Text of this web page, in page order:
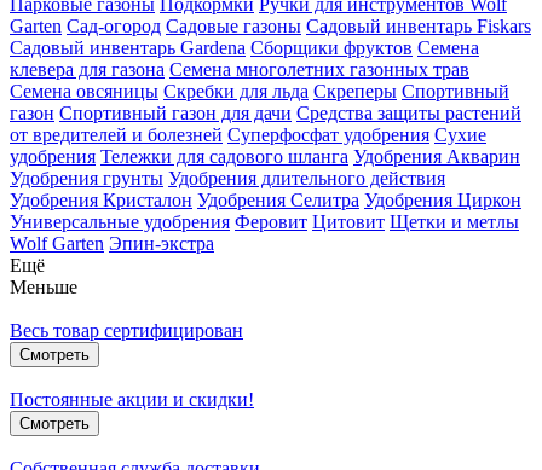
Парковые газоны Подкормки Ручки для инструментов Wolf
Garten Сад-огород Садовые газоны Садовый инвентарь Fiskars
Садовый инвентарь Gardena Сборщики фруктов Семена
клевера для газона Семена многолетних газонных трав
Семена овсяницы Скребки для льда Скреперы Спортивный
газон Спортивный газон для дачи Средства защиты растений
от вредителей и болезней Суперфосфат удобрения Сухие
удобрения Тележки для садового шланга Удобрения Акварин
Удобрения грунты Удобрения длительного действия
Удобрения Кристалон Удобрения Селитра Удобрения Циркон
Универсальные удобрения Феровит Цитовит Щетки и метлы
Wolf Garten Эпин-экстра
Ещё
Меньше
Весь товар сертифицирован
Смотреть
Постоянные акции и скидки!
Смотреть